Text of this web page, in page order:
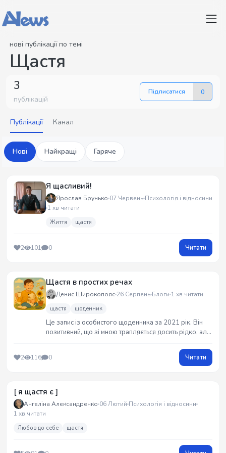
нові публікації по темі
Щастя
3
публікацій
Підписатися 0
Публікації Канал
Нові Найкращі Гаряче
Я щасливий!
Ярослав Брунько 07 Червень Психологія і відносини
1 хв читати
Життя щастя
2 101 0 Читати
Щастя в простих речах
Денис Широкопояс 26 Серпень Блоги 1 хв читати
щастя щоденник
Це запис із особистого щоденника за 2021 рік. Він
позитивний, що зі мною трапляється досить рідко, але
2 116 0 Читати
[ я щастя є ]
Ангеліна Александренко 06 Лютий Психологія і відносини
1 хв читати
Любов до себе щастя